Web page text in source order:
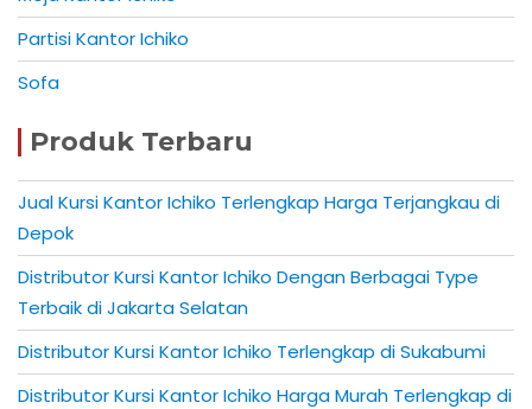
Partisi Kantor Ichiko
Sofa
Produk Terbaru
Jual Kursi Kantor Ichiko Terlengkap Harga Terjangkau di
Depok
Distributor Kursi Kantor Ichiko Dengan Berbagai Type
Terbaik di Jakarta Selatan
Distributor Kursi Kantor Ichiko Terlengkap di Sukabumi
Distributor Kursi Kantor Ichiko Harga Murah Terlengkap di